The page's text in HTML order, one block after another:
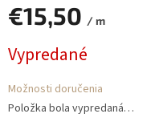
€15,50 / m
cena:
Vypredané
Možnosti doručenia
Položka bola vypredaná…